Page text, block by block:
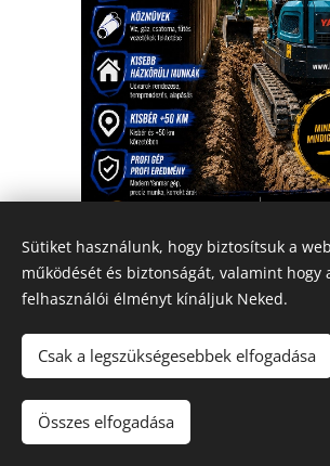
Telefon: 70/428-5969 70/
Az oldalt a
Webnode
Sütiket használunk, hogy biztosítsuk a
működését és biztonságát, valamint hogy
felhasználói élményt kínáljuk Neked.
Csak a legszükségesebbek elfogadása
Összes elfogadása